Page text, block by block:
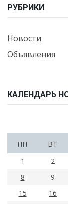
РУБРИКИ
Новости
Объявления
КАЛЕНДАРЬ
ПН ВТ
1
2
8
9
15
16